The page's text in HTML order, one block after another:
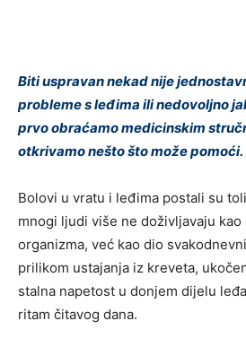
Biti uspravan nekad nije
probleme s leđima ili nedovoljno
prvo obraćamo medicinskim
otkrivamo nešto što može pomoći.
Bolovi u vratu i leđima postali su
mnogi ljudi više ne doživljavaju
organizma, već kao dio
prilikom ustajanja iz kreveta,
stalna napetost u donjem dijelu
ritam čitavog dana.